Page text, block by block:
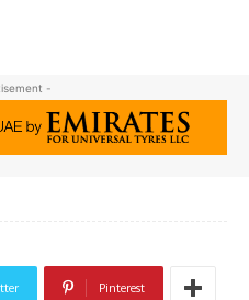
-
Pinterest